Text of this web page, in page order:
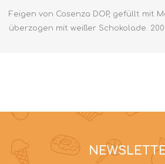
Feigen von Cosenza DOP, gefüllt mit
überzogen mit weißer Schokolade.